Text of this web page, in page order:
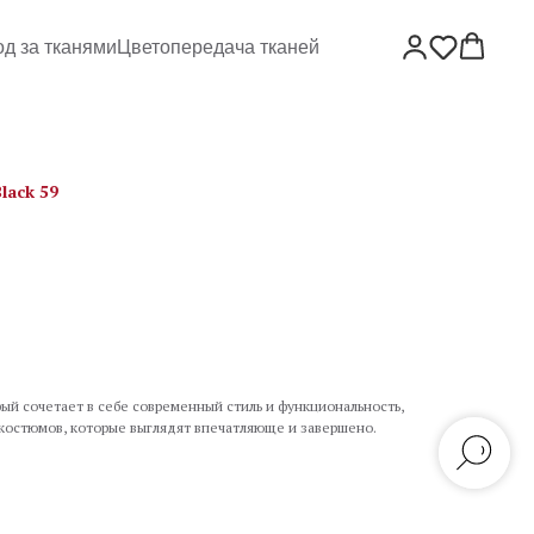
за тканями Цветопередача тканей
59
сочетает в себе современный стиль и функциональность,
которые выглядят впечатляюще и завершено.